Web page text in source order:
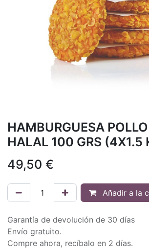
HAMBURGUESA
HALAL 100 GRS (4X1.5
49,50 €
Añadir a la
Garantía de devolución de 30 días
Envío gratuito.
Compre ahora, recíbalo en 2 días.